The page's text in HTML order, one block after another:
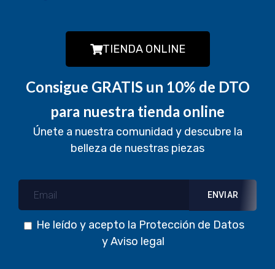
TIENDA ONLINE
Consigue GRATIS un 10% de DTO
para nuestra tienda online
Únete a nuestra comunidad y descubre la
belleza de nuestras piezas
He leído y acepto la Protección de Datos
yAviso legal